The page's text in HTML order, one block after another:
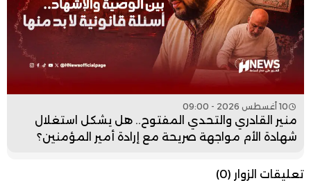
10 أغسطس 2026 - 09:00
منير القادري والتحدي المفتوح.. هل يشكل استغلال
شهادة الأم مواجهة صريحة مع إرادة أمير المؤمنين؟
تعليقات الزوار (0)